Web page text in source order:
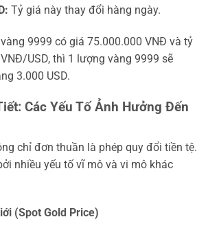
Tỷ giá này thay đổi hàng ngày.
9999 có giá 75.000.000 VNĐ và tỷ
USD, thì 1 lượng vàng 9999 sẽ
3.000 USD.
Các Yếu Tố Ảnh Hưởng Đến
chỉ đơn thuần là phép quy đổi tiền tệ.
nhiều yếu tố vĩ mô và vi mô khác
(Spot Gold Price)